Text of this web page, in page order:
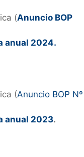
(Anuncio BOP
anual 2024.
(Anuncio BOP Nº
anual 2023.